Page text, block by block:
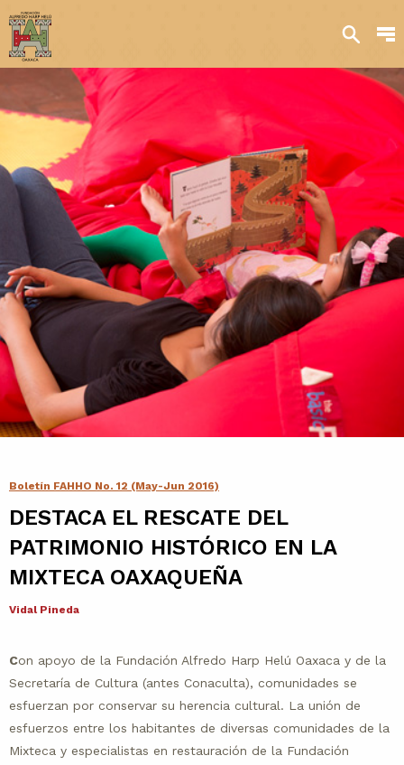
Sobre nosotros
Transparencia
Qué hacemos
Iniciativas
Acervos y
colecciones
Contacto
Agenda
Noticias
Boletín FAHHO No. 12 (May-Jun 2016)
DESTACA EL RESCATE DEL
PATRIMONIO HISTÓRICO EN LA
MIXTECA OAXAQUEÑA
Vidal Pineda
Con apoyo de la Fundación Alfredo Harp Helú Oaxaca y de la
Secretaría de Cultura (antes Conaculta), comunidades se
esfuerzan por conservar su herencia cultural. La unión de
esfuerzos entre los habitantes de diversas comunidades de la
Mixteca y especialistas en restauración de la Fundación